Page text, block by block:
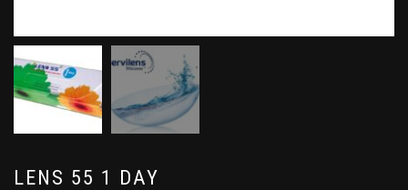
LENS 55 1 DAY